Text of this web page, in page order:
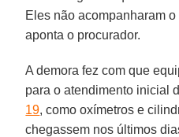
Eles não acompanharam o
aponta o procurador.
A demora fez com que
para o atendimento inicial
19, como oxímetros e
chegassem nos últimos